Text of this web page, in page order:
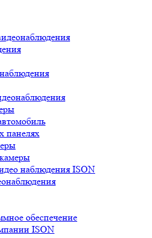
панелях
наблюдения ISON
обеспечение
ISON